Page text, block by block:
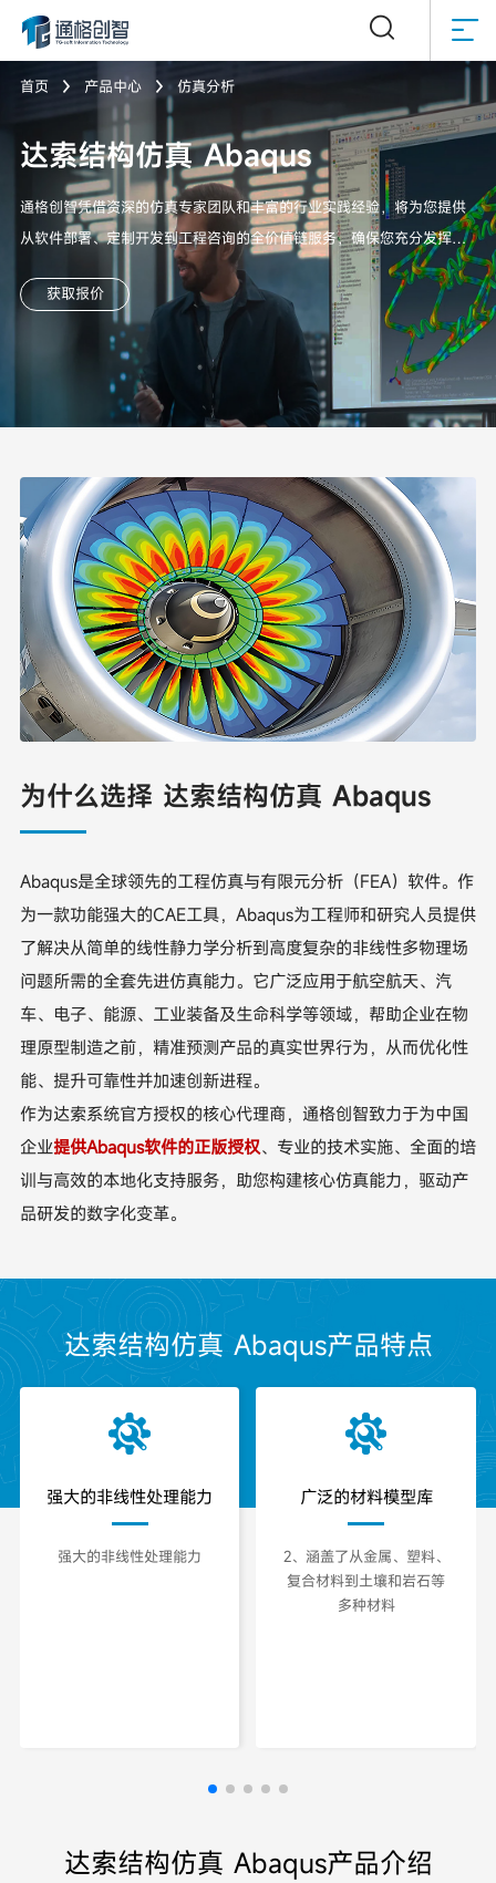


首页  产品中心  仿真分析
达索结构仿真 Abaqus
通格创智凭借资深的仿真专家团队和丰富的行业实践经验，将为您提供
从软件部署、定制开发到工程咨询的全价值链服务，确保您充分发挥
Abaqus这一强大FEA工具的价值，在数字化竞争中赢得先机
获取报价
为什么选择 达索结构仿真 Abaqus
Abaqus是全球领先的工程仿真与有限元分析（FEA）软件。作
为一款功能强大的CAE工具，Abaqus为工程师和研究人员提供
了解决从简单的线性静力学分析到高度复杂的非线性多物理场
问题所需的全套先进仿真能力。它广泛应用于航空航天、汽
车、电子、能源、工业装备及生命科学等领域，帮助企业在物
理原型制造之前，精准预测产品的真实世界行为，从而优化性
能、提升可靠性并加速创新进程。
作为达索系统官方授权的核心代理商，通格创智致力于为中国
企业提供Abaqus软件的正版授权、专业的技术实施、全面的培
训与高效的本地化支持服务，助您构建核心仿真能力，驱动产
品研发的数字化变革。
达索结构仿真 Abaqus产品特点
强大的非线性处理能力
强大的非线性处理能力
广泛的材料模型库
2、涵盖了从金属、塑料、
复合材料到土壤和岩石等
多种材料
达索结构仿真 Abaqus产品介绍